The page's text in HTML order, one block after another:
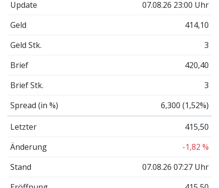
Update
07.08.26 23:00 Uhr
Geld
414,10
Geld Stk.
3
Brief
420,40
Brief Stk.
3
Spread (in %)
6,300 (1,52%)
Letzter
415,50
Änderung
-1,82 %
Stand
07.08.26 07:27 Uhr